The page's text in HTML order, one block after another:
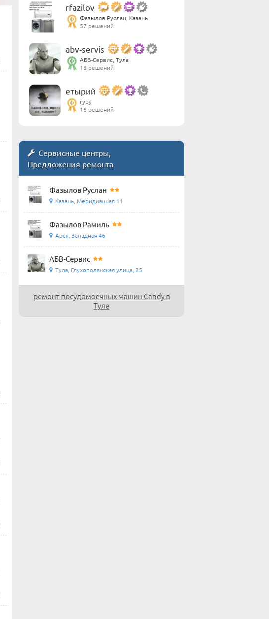
rfazilov
Фазылов Руслан, Казань
57 решений
abv-servis
АБВ-Сервис, Тула
18 решений
етырий
гуру
16 решений
Сервисные центры,
Предложения ремонта
Фазылов Руслан
Казань, Меридианная 11
Фазылов Рамиль
Арск, Западная 46
АБВ-Сервис
Тула, Глухополянская улица, 25
ремонт посудомоечных машин Candy в
Туле